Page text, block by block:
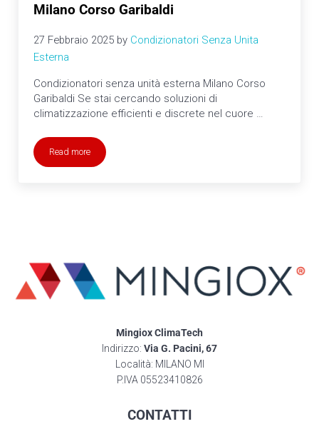
Milano Corso Garibaldi
27 Febbraio 2025 by Condizionatori Senza Unita
Esterna
Condizionatori senza unità esterna Milano Corso
Garibaldi Se stai cercando soluzioni di
climatizzazione efficienti e discrete nel cuore …
Read moreCondizionatori senza unità esterna Milano Corso Garibaldi
Mingiox ClimaTech
Indirizzo: Via G. Pacini, 67
Località: MILANO MI
P.IVA 05523410826
CONTATTI